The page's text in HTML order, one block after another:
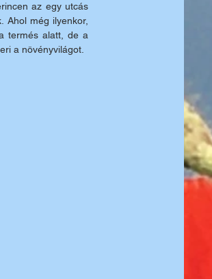
az egy utcás
Ahol még ilyenkor,
termés alatt, de a
a növényvilágot.